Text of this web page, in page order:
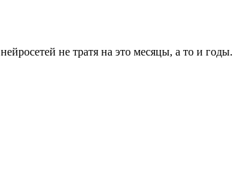
не тратя на это месяцы, а то и годы.